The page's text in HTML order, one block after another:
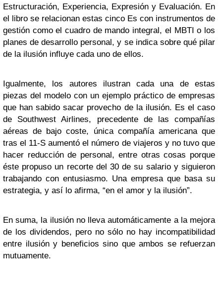
Estructuración, Experiencia, Expresión y Evaluación. En
el libro se relacionan estas cinco Es con instrumentos de
gestión como el cuadro de mando integral, el MBTI o los
planes de desarrollo personal, y se indica sobre qué pilar
de la ilusión influye cada uno de ellos.
Igualmente, los autores ilustran cada una de estas
piezas del modelo con un ejemplo práctico de empresas
que han sabido sacar provecho de la ilusión. Es el caso
de Southwest Airlines, precedente de las compañías
aéreas de bajo coste, única compañía americana que
tras el 11-S aumentó el número de viajeros y no tuvo que
hacer reducción de personal, entre otras cosas porque
éste propuso un recorte del 30 de su salario y siguieron
trabajando con entusiasmo. Una empresa que basa su
estrategia, y así lo afirma, “en el amor y la ilusión”.
En suma, la ilusión no lleva automáticamente a la mejora
de los dividendos, pero no sólo no hay incompatibilidad
entre ilusión y beneficios sino que ambos se refuerzan
mutuamente.